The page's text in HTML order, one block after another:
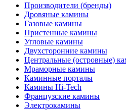
Производители (бренды)
Дровяные камины
Газовые камины
Пристенные камины
Угловые камины
Двухсторонние камины
Центральные (островные)
Мраморные камины
Каминные порталы
Камины Hi-Tech
Французские камины
Электрокамины